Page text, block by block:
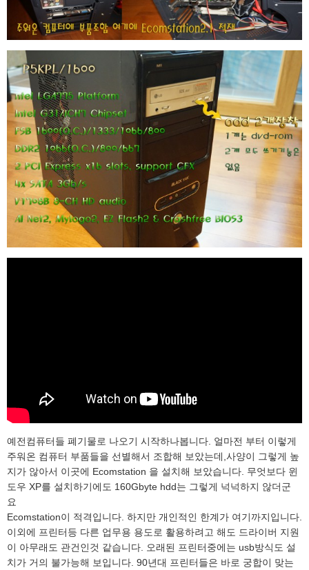
예전컴퓨터들 폐기물로 나오기 시작하나봅니다. 얼마전 부터 이렇게
주워온 컴퓨터 부품들을 선별해서 조합해 보았는데,사양이 그렇게 높
지가 않아서 이곳에 Ecomstation 을 설치해 보았습니다. 무엇보다 윈
도우 XP를 설치하기에도 160Gbyte hdd는 그렇게 넉넉하지 않더군
요
Ecomstation이 적격입니다. 하지만 개인적인 한계가 여기까지입니다.
이외에 프린터등 다른 업무용 용도로 활용하려고 해도 드라이버 지원
이 아무래도 관건인것 같습니다. 오래된 프린터중에는 usb방식도 설
치가 거의 불가능해 보입니다. 90년대 프린터들은 바로 궁합이 맞는